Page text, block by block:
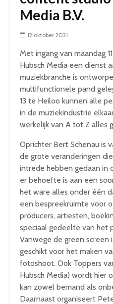
Media B.V.
12 oktober 2021
Met ingang van maandag
Hubsch Media een dienst
muziekbranche is
multifunctionele pand
13 te Heiloo kunnen alle
in de muziekindustrie
werkelijk van A tot Z alles
Oprichter Bert Schenau is
de grote veranderingen
intrede hebben gedaan in
er behoefte is aan een
het ware alles onder één
een bespreekruimte voor
producers, artiesten,
speciaal gedeelte van het
Vanwege de green screen
geschikt voor het maken
fotoshoot. Ook Toppers
Hubsch Media) wordt hier
kan zowel bemand als
Daarnaast organiseert